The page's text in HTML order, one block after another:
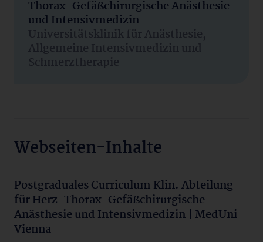
Thorax-Gefäßchirurgische Anästhesie
und Intensivmedizin
Universitätsklinik für Anästhesie,
Allgemeine Intensivmedizin und
Schmerztherapie
Webseiten-Inhalte
Postgraduales Curriculum Klin. Abteilung
für Herz-Thorax-Gefäßchirurgische
Anästhesie und Intensivmedizin | MedUni
Vienna